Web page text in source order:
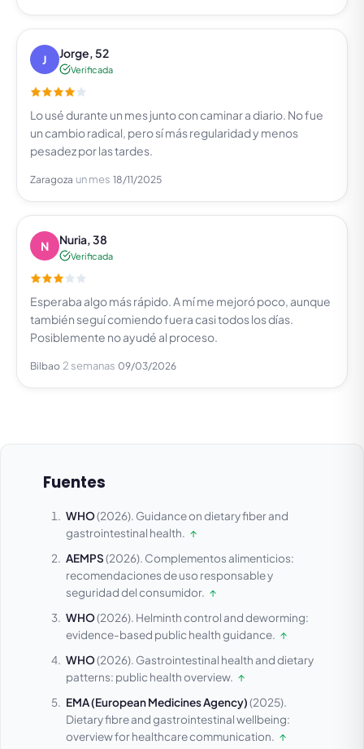
J Jorge, 52
Verificada
Lo usé durante un mes junto con caminar a diario. No fue
un cambio radical, pero sí más regularidad y menos
pesadez por las tardes.
Zaragoza un mes 18/11/2025
N Nuria, 38
Verificada
Esperaba algo más rápido. A mí me mejoró poco, aunque
también seguí comiendo fuera casi todos los días.
Posiblemente no ayudé al proceso.
Bilbao 2 semanas 09/03/2026
Fuentes
WHO(2026). Guidance on dietary fiber and
gastrointestinal health. ↑
AEMPS(2026). Complementos alimenticios:
recomendaciones de uso responsable y
seguridad del consumidor. ↑
WHO(2026). Helminth control and deworming:
evidence-based public health guidance. ↑
WHO(2026). Gastrointestinal health and dietary
patterns: public health overview. ↑
EMA (European Medicines Agency)(2025).
Dietary fibre and gastrointestinal wellbeing:
overview for healthcare communication. ↑